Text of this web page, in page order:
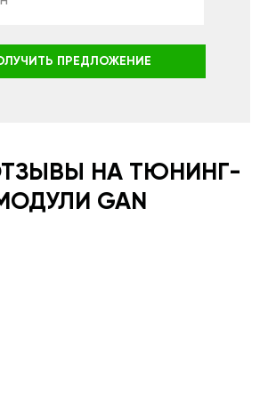
ПРЕДЛОЖЕНИЕ
НА ТЮНИНГ-
GAN